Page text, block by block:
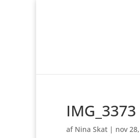
IMG_3373
af Nina Skat | nov